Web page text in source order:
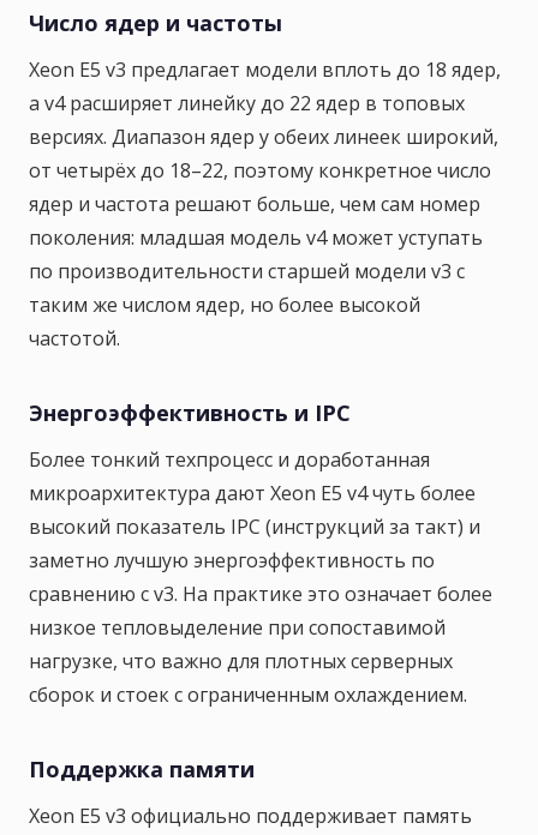
Число ядер и частоты
Xeon E5 v3 предлагает модели вплоть до 18 ядер,
а v4 расширяет линейку до 22 ядер в топовых
версиях. Диапазон ядер у обеих линеек широкий,
от четырёх до 18–22, поэтому конкретное число
ядер и частота решают больше, чем сам номер
поколения: младшая модель v4 может уступать
по производительности старшей модели v3 с
таким же числом ядер, но более высокой
частотой.
Энергоэффективность и IPC
Более тонкий техпроцесс и доработанная
микроархитектура дают Xeon E5 v4 чуть более
высокий показатель IPC (инструкций за такт) и
заметно лучшую энергоэффективность по
сравнению с v3. На практике это означает более
низкое тепловыделение при сопоставимой
нагрузке, что важно для плотных серверных
сборок и стоек с ограниченным охлаждением.
Поддержка памяти
Xeon E5 v3 официально поддерживает память